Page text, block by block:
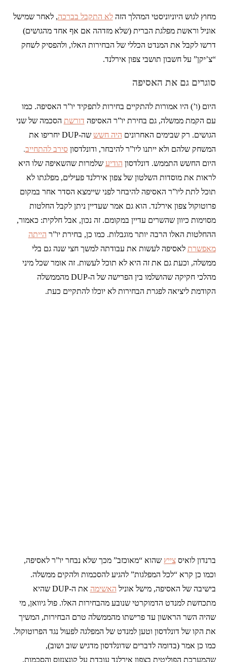
מחוץ לגוש היוניוניסטי המהלך הזה לא התקבל בברכה, לאחר שמישל
אוניל וראשת מפלגת הברית (שלא מזדהה אם אף אחד מהגושים)
דרשו לקבל את המנדט הכללי של הבחירות האלו, ולהפסיק לשחק
“צ’יקן” על חשבון תושבי צפון אירלנד.
סוגרים גם את האסיפה
היום (ו’) היו אמורות להתקיים בחירות לתפקיד יו”ר האסיפה. כמו
עם הקמת ממשלה, גם בחירת יו”ר האסיפה דורשת הסכמה של שני
הגושים. רק שבימים האחרונים היה חשש
שה-DUP יחריפו את
המשחק שלהם ולא ייתנו ליו”ר להיבחר, ודונלדסון סירב להתחייב.
היום החשש התממש. דונלדסון הודיע שלמרות שהשאיפה שלו היא
לראות את מוסדות השלטון של צפון אירלנד פעילים, מפלגתו לא
תוכל לתת ליו”ר האסיפה להיבחר לפני שיימצא הסדר אחר במקום
פרוטוקול צפון אירלנד. הוא גם אמר שעדיין ניתן לקבל החלטות
מסוימות כיוון שהשרים עדיין במקומם. זה נכון, אבל חלקית: כאמור,
ההחלטות האלו הרבה יותר מוגבלות. כמו כן, בחירת יו”ר הייתה
מאפשרת לאסיפה לעשות את עבודתה למשך חצי שנה גם בלי
ממשלה, וכעת גם את זה היא לא תוכל לעשות. זה אומר שכל מיני
מהלכי חקיקה שהושלמו בין הפרישה של ה-DUP מהממשלה
הקודמת ליציאה לפגרת הבחירות לא יוכלו להתקיים כעת.
ברנדון לואיס צייץ שהוא “מאוכזב” מכך שלא נבחר יו”ר לאסיפה,
וכמו כן קרא “לכל המפלגות” להגיע להסכמות ולהקים ממשלה.
בישיבה של האסיפה, מישל אוניל האשימה
את ה-DUP שהיא
מתכחשת למנדט הדמוקרטי שנובע מהבחירות האלו. פול גיוואן, מי
שהיה השר הראשון עד פרישתו מהממשלה טרם הבחירות, המשיך
את הקו של דונלדסון וטען למנדט של המפלגה לפעול נגד הפרוטוקול.
כמו כן אמר (בדומה לדברים שדונלדסון מדגיש שוב ושוב),
שהמערכת הפוליטית בצפון אירלנד עובדת על קונצנזוס והסכמות,